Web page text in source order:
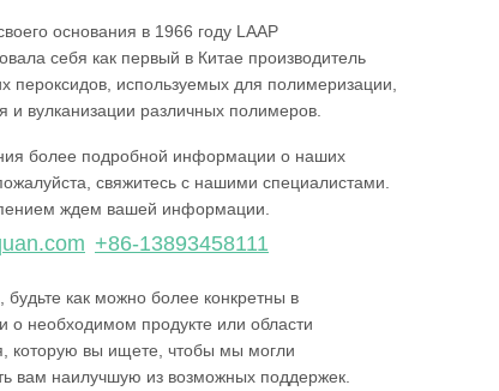
основания в 1966 году LAAP
себя как первый в Китае производитель
пероксидов, используемых для полимеризации,
и вулканизации различных полимеров.
более подробной информации о наших
свяжитесь с нашими специалистами.
ждем вашей информации.
+86-13893458111
будьте как можно более конкретны в
о необходимом продукте или области
которую вы ищете, чтобы мы могли
вам наилучшую из возможных поддержек.